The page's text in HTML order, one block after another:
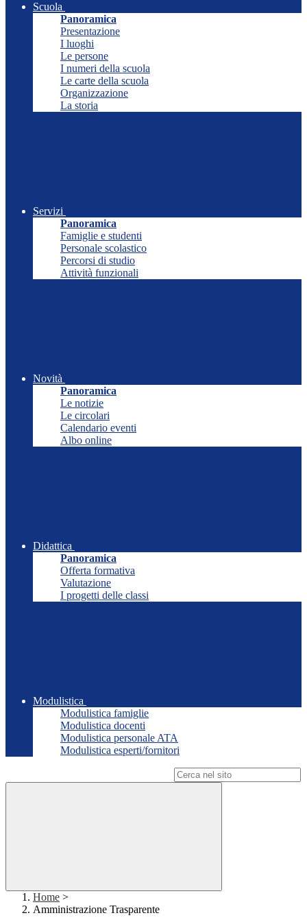
Scuola
Panoramica
Presentazione
I luoghi
Le persone
I numeri della scuola
Le carte della scuola
Organizzazione
La storia
Servizi
Panoramica
Famiglie e studenti
Personale scolastico
Percorsi di studio
Attività funzionali
Novità
Panoramica
Le notizie
Le circolari
Calendario eventi
Albo online
Didattica
Panoramica
Offerta formativa
Valutazione
I progetti delle classi
Modulistica
Modulistica famiglie
Modulistica docenti
Modulistica personale ATA
Modulistica esperti/fornitori
Home >
Amministrazione Trasparente